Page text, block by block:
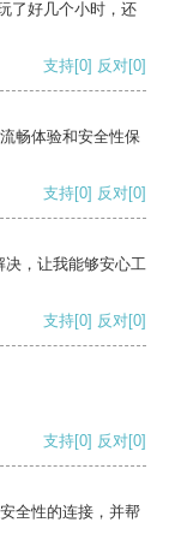
了好几个小时，还
支持[0] 反对[0]
畅体验和安全性保
支持[0] 反对[0]
决，让我能够安心工
支持[0] 反对[0]
支持[0] 反对[0]
全性的连接，并帮